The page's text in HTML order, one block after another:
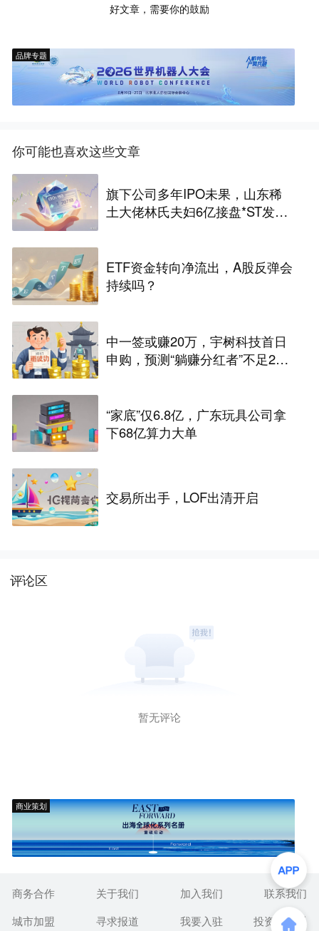
好文章，需要你的鼓励
品牌专题
你可能也喜欢这些文章
旗下公司多年IPO未果，山东稀
土大佬林氏夫妇6亿接盘*ST发
ETF资金转向净流出，A股反弹会
持续吗？
中一签或赚20万，宇树科技首日
申购，预测“躺赚分红者”不足200
“家底”仅6.8亿，广东玩具公司拿
下68亿算力大单
交易所出手，LOF出清开启
评论区
暂无评论
商业策划
商务合作 关于我们 加入我们
联系我们
城市加盟
寻求报道 我要入驻 投资者关系